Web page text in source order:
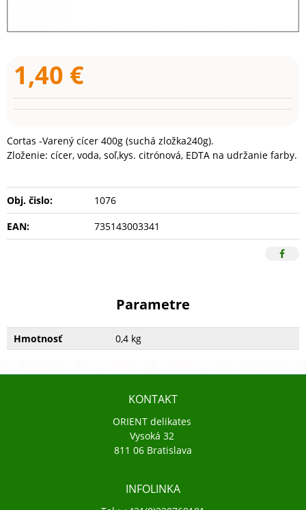
1,40 €
Cortas -Varený cícer 400g (suchá zložka240g).
Zloženie: cícer, voda, soľ,kys. citrónová, EDTA na udržanie farby.
Obj. čislo:
1076
EAN:
735143003341
Parametre
Hmotnosť 0,4 kg
KONTAKT
ORIENT delikates
Vysoká 32
811 06 Bratislava
INFOLINKA